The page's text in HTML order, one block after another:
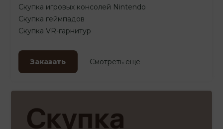
Скупка игровых консолей Nintendo
Скупка геймпадов
Скупка VR-гарнитур
Заказать Смотреть еще